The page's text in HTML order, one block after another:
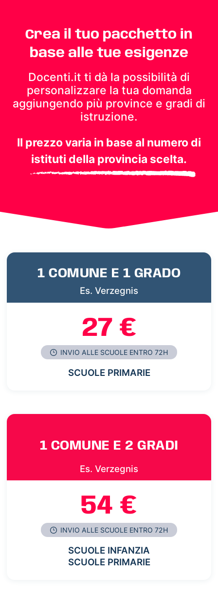
Crea il tuo pacchetto in
base alle tue esigenze
Docenti.it ti dà la possibilità di
personalizzare la tua domanda
aggiungendo più province e gradi di
istruzione.
Il prezzo varia in base al numero di
istituti della provincia scelta.
1 COMUNE E 1 GRADO
Es. Verzegnis
27 €
INVIO ALLE SCUOLE ENTRO 72H
SCUOLE PRIMARIE
1 COMUNE E 2 GRADI
Es. Verzegnis
54 €
INVIO ALLE SCUOLE ENTRO 72H
SCUOLE INFANZIA
SCUOLE PRIMARIE